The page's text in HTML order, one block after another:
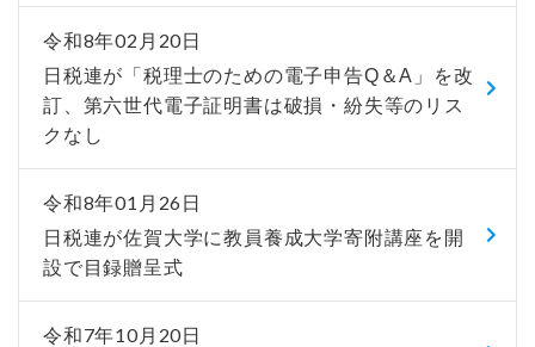
令和8年02月20日
日税連が「税理士のための電子申告Q＆A」を改
訂、第六世代電子証明書は破損・紛失等のリス
クなし
令和8年01月26日
日税連が佐賀大学に教員養成大学寄附講座を開
設で目録贈呈式
令和7年10月20日